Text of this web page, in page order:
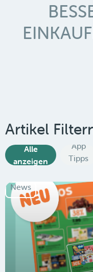
Artikel
Alle
anzeigen
App
Tipps
News